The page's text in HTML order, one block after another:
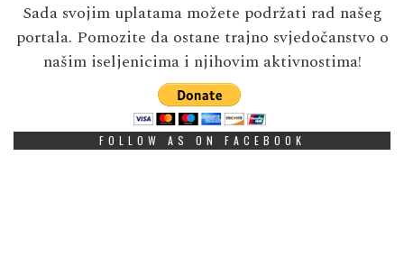
Sada svojim uplatama možete podržati rad našeg
portala. Pomozite da ostane trajno svjedočanstvo o
našim iseljenicima i njihovim aktivnostima!
FOLLOW AS ON FACEBOOK